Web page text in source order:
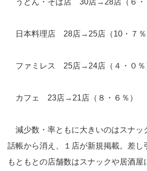
うどん・そば店 30店→28店（６・
日本料理店 28店→25店（10・７％
ファミレス 25店→24店（４・０％
カフェ 23店→21店（８・６％）
減少数・率ともに大きいのはスナッ
話帳から消え、１店が新規掲載。差し
もともとの店舗数はスナックや居酒屋